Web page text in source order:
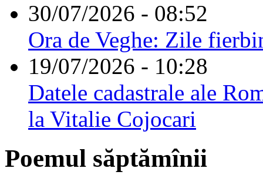
30/07/2026 - 08:52
Ora de Veghe: Zile
19/07/2026 - 10:28
Datele cadastrale ale
la Vitalie Cojocari
Poemul săptămînii